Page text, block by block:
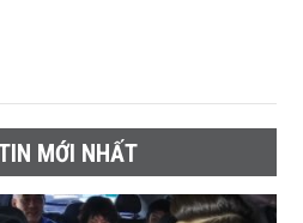
MỚI NHẤT